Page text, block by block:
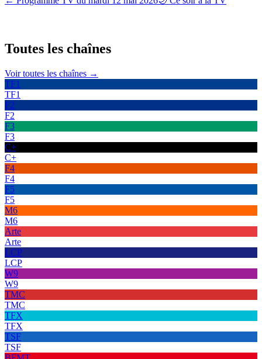
Toutes les chaînes
Voir toutes les chaînes →
TF1
TF1
F2
F2
F3
F3
C+
C+
F4
F4
F5
F5
M6
M6
Arte
Arte
LCP
LCP
W9
W9
TMC
TMC
TFX
TFX
TSF
TSF